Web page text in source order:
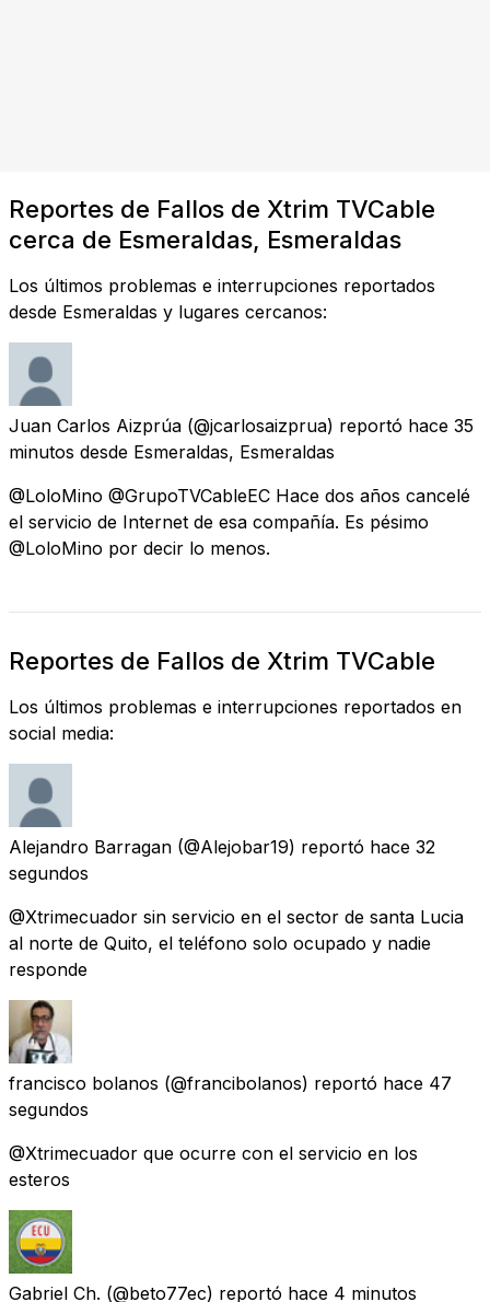
Reportes de Fallos de Xtrim TVCable
cerca de Esmeraldas, Esmeraldas
Los últimos problemas e interrupciones reportados
desde Esmeraldas y lugares cercanos:
Juan Carlos Aizprúa (@jcarlosaizprua) reportó hace 35
minutos desde Esmeraldas, Esmeraldas
@LoloMino @GrupoTVCableEC Hace dos años cancelé
el servicio de Internet de esa compañía. Es pésimo
@LoloMino por decir lo menos.
Reportes de Fallos de Xtrim TVCable
Los últimos problemas e interrupciones reportados en
social media:
Alejandro Barragan (@Alejobar19) reportó hace 32
segundos
@Xtrimecuador sin servicio en el sector de santa Lucia
al norte de Quito, el teléfono solo ocupado y nadie
responde
francisco bolanos (@francibolanos) reportó hace 47
segundos
@Xtrimecuador que ocurre con el servicio en los
esteros
Gabriel Ch. (@beto77ec) reportó hace 4 minutos